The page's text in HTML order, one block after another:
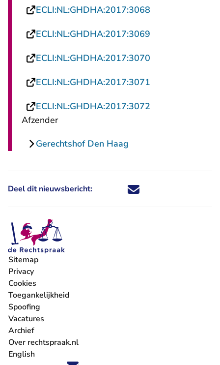
ECLI:NL:GHDHA:2017:3068
ECLI:NL:GHDHA:2017:3069
ECLI:NL:GHDHA:2017:3070
ECLI:NL:GHDHA:2017:3071
ECLI:NL:GHDHA:2017:3072
Afzender
Gerechtshof Den Haag
Deel dit nieuwsbericht: Deel dit nieuwsbericht via X -
Deel dit nieuwsbericht via
Deel dit nieuwsbericht
Deel dit
Sitemap
Privacy
Cookies
Toegankelijkheid
Spoofing
Vacatures
- U verlaat Rechtspraak.nl
Archief
Over rechtspraak.nl
English